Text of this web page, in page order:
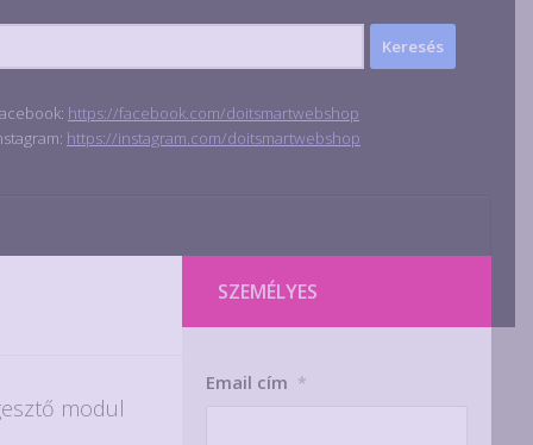
https://facebook.com/doitsmartwebshop
https://instagram.com/doitsmartwebshop
modul
SZEMÉLYES
Email cím *